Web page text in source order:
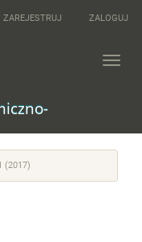
ZAREJESTRUJ ZALOGUJ
(2017)